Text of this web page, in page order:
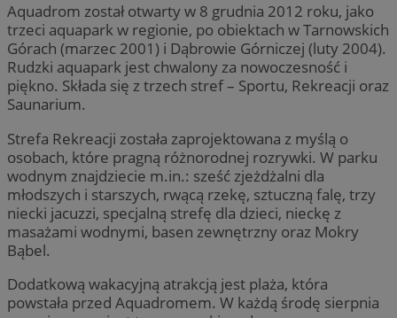
Aquadrom został otwarty w 8 grudnia 2012 roku, jako
trzeci aquapark w regionie, po obiektach w Tarnowskich
Górach (marzec 2001) i Dąbrowie Górniczej (luty 2004).
Rudzki aquapark jest chwalony za nowoczesność i
piękno. Składa się z trzech stref – Sportu, Rekreacji oraz
Saunarium.
Strefa Rekreacji została zaprojektowana z myślą o
osobach, które pragną różnorodnej rozrywki. W parku
wodnym znajdziecie m.in.: sześć zjeżdżalni dla
młodszych i starszych, rwącą rzekę, sztuczną falę, trzy
niecki jacuzzi, specjalną strefę dla dzieci, nieckę z
masażami wodnymi, basen zewnętrzny oraz Mokry
Bąbel.
Dodatkową wakacyjną atrakcją jest plaża, która
powstała przed Aquadromem. W każdą środę sierpnia